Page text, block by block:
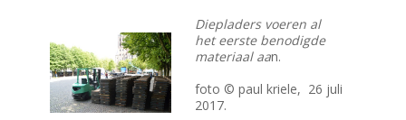
Diepladers voeren al
het eerste benodigde
materiaal aan.
foto © paul kriele, 26 juli
2017.